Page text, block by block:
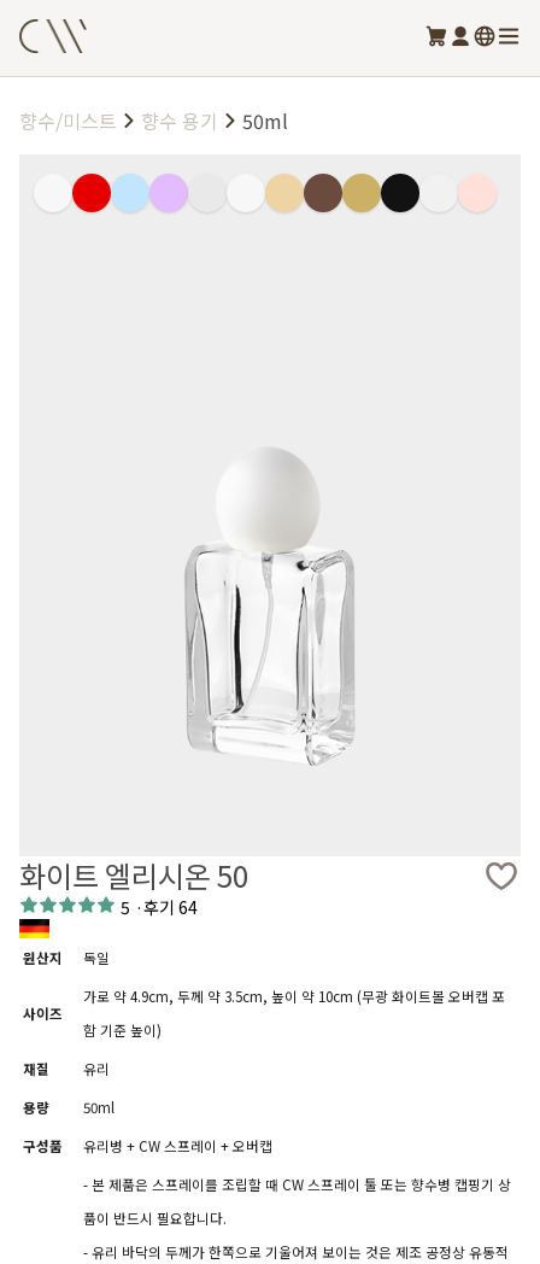
향수/미스트 향수 용기 50ml
화이트 엘리시온 50
5 ·후기 64
원산지 독일
사이즈
가로 약 4.9cm, 두께 약 3.5cm, 높이 약 10cm (무광 화이트볼 오버캡 포
함 기준 높이)
재질
유리
용량
50ml
구성품
유리병 + CW 스프레이 + 오버캡
- 본 제품은 스프레이를 조립할 때 CW 스프레이 툴 또는 향수병 캡핑기 상
품이 반드시 필요합니다.
- 유리 바닥의 두께가 한쪽으로 기울어져 보이는 것은 제조 공정상 유동적